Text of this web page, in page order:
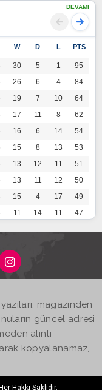
DEVAMI
W D L PTS
30 5 1
95
26 6 4
84
19 7 10
64
17 11 8
62
16 6 14
54
15 8 13
53
13 12 11
51
13 11 12
50
15 4 17
49
11 14 11
47
12
11 12 13
45
17
magazinden
güncel adresi
alıntı
kopyalanamaz,
Hakkı Saklıdır.